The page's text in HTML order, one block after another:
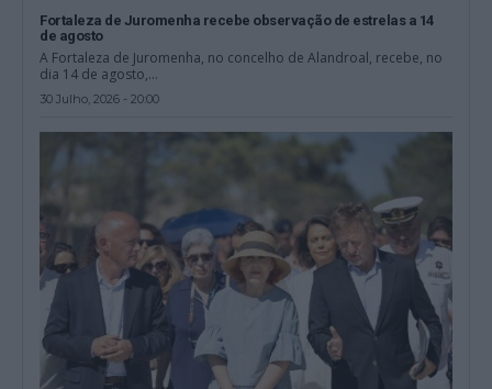
Fortaleza de Juromenha recebe observação de estrelas a 14
de agosto
A Fortaleza de Juromenha, no concelho de Alandroal, recebe, no
dia 14 de agosto,...
30 Julho, 2026 - 20:00